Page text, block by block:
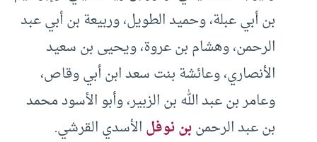
بن أبي عبلة، وحميد الطويل، وربيعة بن أبي عبد
الرحمن، وهشام بن عروة، ويحيى بن سعيد
الأنصاري، وعائشة بنت سعد ابن أبي وقاص،
وعامر بن عبد الله بن الزبير، وأبو الأسود محمد
بن عبد الرحمنبن نوفلالأسدي القرشي.